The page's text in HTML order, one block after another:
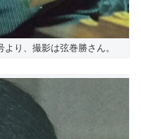
り、撮影は弦巻勝さん。